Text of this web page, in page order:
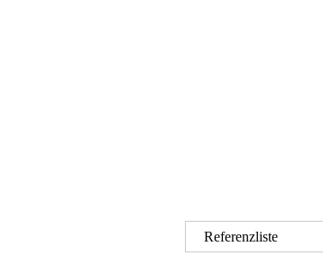
Referenzliste